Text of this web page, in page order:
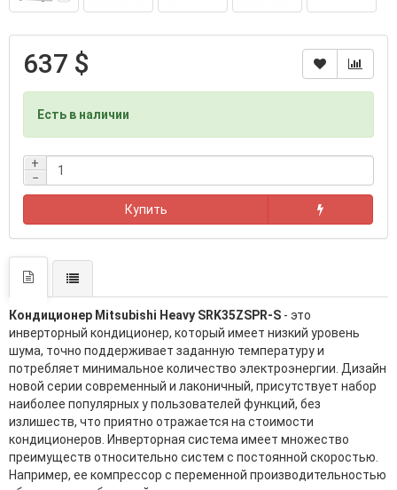
637 $
Есть в наличии
+
−
Купить
Кондиционер Mitsubishi Heavy SRK35ZSPR-S - это
инверторный кондиционер, который имеет низкий уровень
шума, точно поддерживает заданную температуру и
потребляет минимальное количество электроэнергии. Дизайн
новой серии современный и лаконичный, присутствует набор
наиболее популярных у пользователей функций, без
излишеств, что приятно отражается на стоимости
кондиционеров. Инверторная система имеет множество
преимуществ относительно систем с постоянной скоростью.
Например, ее компрессор с переменной производительностью